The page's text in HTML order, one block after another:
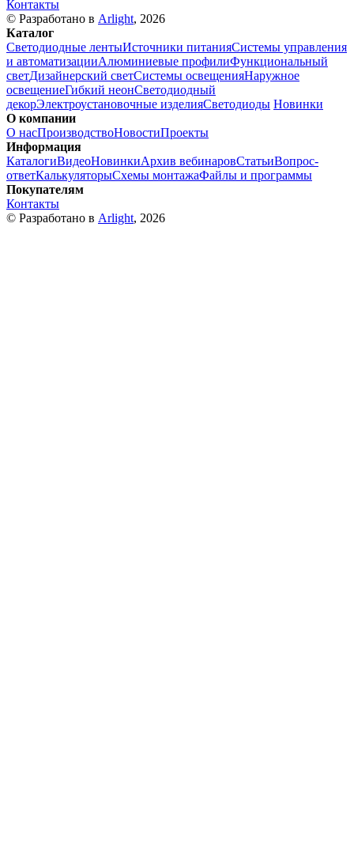
Контакты
© Разработано в Arlight, 2026
Каталог
Светодиодные лентыИсточники питанияСистемы управления
и автоматизацииАлюминиевые профилиФункциональный
светДизайнерский светСистемы освещенияНаружное
освещениеГибкий неонСветодиодный
декорЭлектроустановочные изделияСветодиоды Новинки
О компании
О насПроизводствоНовостиПроекты
Информация
КаталогиВидеоНовинкиАрхив вебинаровСтатьиВопрос-
ответКалькуляторыСхемы монтажаФайлы и программы
Покупателям
Контакты
© Разработано в Arlight, 2026